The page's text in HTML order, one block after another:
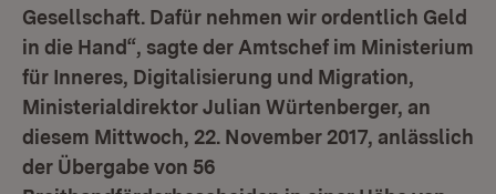
Gesellschaft. Dafür nehmen wir ordentlich Geld
in die Hand“, sagte der Amtschef im Ministerium
für Inneres, Digitalisierung und Migration,
Ministerialdirektor Julian Würtenberger, an
diesem Mittwoch, 22. November 2017, anlässlich
der Übergabe von 56